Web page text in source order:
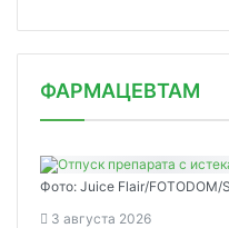
ФАРМАЦЕВТАМ
Фото: Juice Flair/FOTODOM/
3 августа 2026